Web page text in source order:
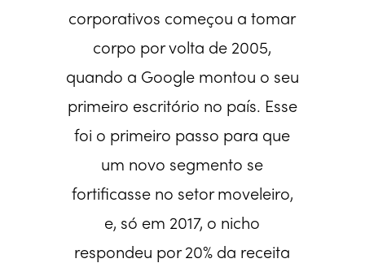
corporativos começou a tomar
corpo por volta de 2005,
quando a Google montou o seu
primeiro escritório no país. Esse
foi o primeiro passo para que
um novo segmento se
fortificasse no setor moveleiro,
e, só em 2017, o nicho
respondeu por 20% da receita